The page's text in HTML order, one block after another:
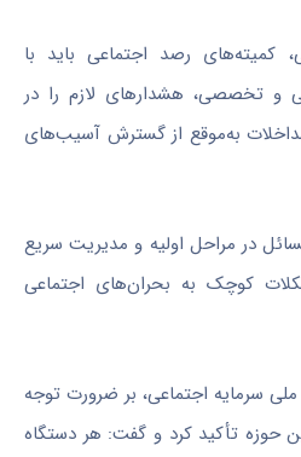
کمیته‌های رصد اجتماعی باید با
و تخصصی، هشدارهای لازم را در
به‌موقع از گسترش آسیب‌های
در مراحل اولیه و مدیریت سریع
کوچک به بحران‌های اجتماعی
سرمایه اجتماعی، بر ضرورت توجه
حوزه تأکید کرد و گفت: هر دستگاه